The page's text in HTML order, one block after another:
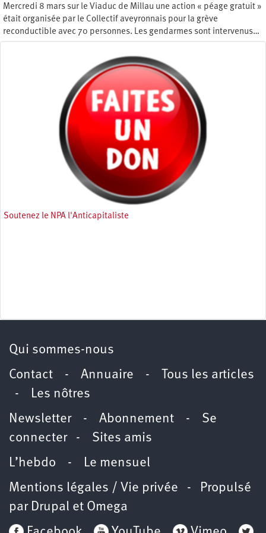
Mercredi 8 mars sur le Viaduc de Millau une action « péage gratuit »
était organisée par le Collectif aveyronnais pour la grève
reconductible avec 70 personnes. Les gendarmes sont intervenus…
Soutenez le NPA l'Anticapitaliste
Qui sommes-nous
Contact - Annuaire -
Tous les articles
- Les nôtres
Newsletter- Abonnement - Se
connecter- Sites amis
L’hebdo - Le mensuel
Mentions légales / Vie privée - Propulsé
par Drupal et Omega